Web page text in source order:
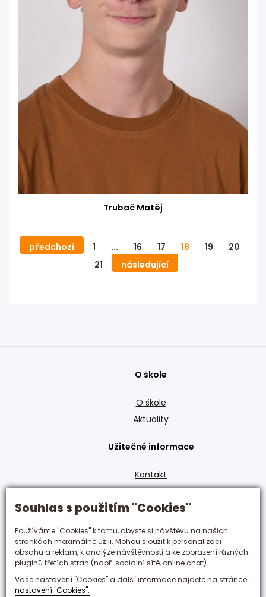
Souhlas s použitím "Cookies"
Používáme "Cookies" k tomu, abyste si návštěvu na našich
stránkách maximálně užili. Mohou sloužit k personalizaci
obsahu a reklam, k analýze návštěvnosti a ke zobrazení různých
pluginů třetích stran (např. socialní sítě, online chat).
Vaše nastavení "Cookies" a další informace najdete na stránce
nastavení "Cookies".
Trubač Matěj
předchozí 1 ... 16 17 18 19
20
21
následující
O škole
O škole
Aktuality
Užitečné informace
Kontakt
GDPR
Den otevřených dveří
Obory
Zůstaňte s námi v kontaktu
+420 495 592 288